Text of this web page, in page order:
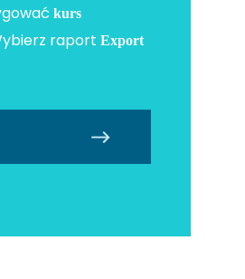
kurs
raport Export